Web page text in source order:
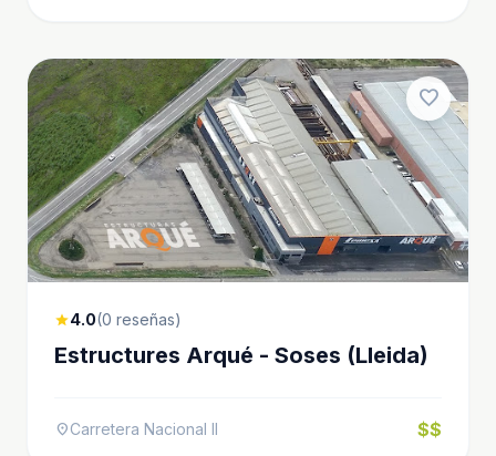
favorite
star4.0(0 reseñas)
Estructures Arqué - Soses (Lleida)
location_onCarretera Nacional II $$